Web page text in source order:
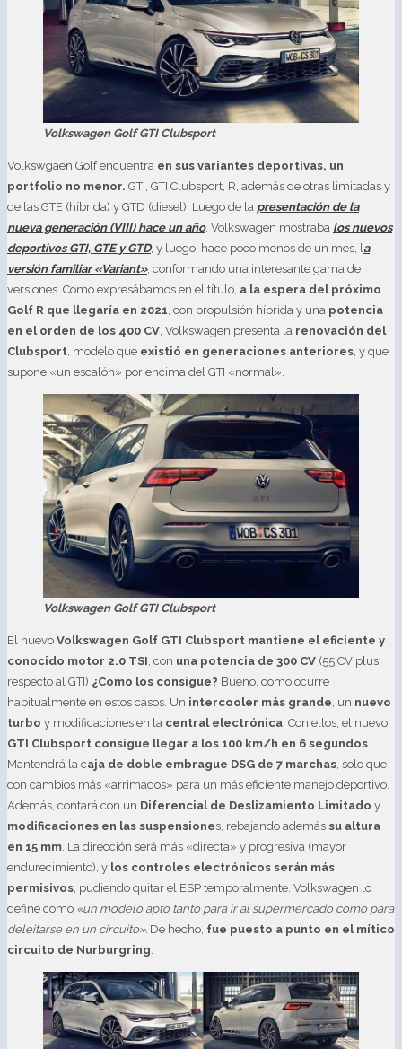
Volkswagen Golf GTI Clubsport
Volkswgaen Golf encuentra en sus variantes deportivas, un
portfolio no menor. GTI, GTI Clubsport, R, además de otras limitadas y
de las GTE (híbrida) y GTD (diesel). Luego de la presentación de la
nueva generación (VIII) hace un año, Volkswagen mostraba los nuevos
deportivos GTI, GTE y GTD, y luego, hace poco menos de un mes, l a
versión familiar «Variant», conformando una interesante gama de
versiones. Como expresábamos en el título, a la espera del próximo
Golf R que llegaría en 2021 , con propulsión híbrida y una potencia
en el orden de los 400 CV , Volkswagen presenta la renovación del
Clubsport , modelo que existió en generaciones anteriores , y que
supone «un escalón» por encima del GTI «normal».
Volkswagen Golf GTI Clubsport
El nuevo Volkswagen Golf GTI Clubsport mantiene el eficiente y
conocido motor 2.0 TSI , con una potencia de 300 CV (55 CV plus
respecto al GTI) ¿Como los consigue? Bueno, como ocurre
habitualmente en estos casos. Un intercooler más grande , un nuevo
turbo y modificaciones en la central electrónica . Con ellos, el nuevo
GTI Clubsport consigue llegar a los 100 km/h en 6 segundos
Mantendrá la caja de doble embrague DSG de 7 marchas , solo que
con cambios más «arrimados» para un más eficiente manejo deportivo.
Además, contará con un Diferencial de Deslizamiento Limitado y
modificaciones en las suspensiones, rebajando además su altura
en 15 mm . La dirección será más «directa» y progresiva (mayor
endurecimiento), y los controles electrónicos serán más
permisivos , pudiendo quitar el ESP temporalmente. Volkswagen lo
define como «un modelo apto tanto para ir al supermercado como para
deleitarse en un circuito». De hecho, fue puesto a punto en el mítico
circuito de Nurburgring